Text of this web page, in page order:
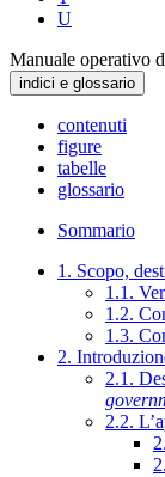
U
Manuale operativo
indici e glossario
contenuti
figure
tabelle
glossario
Sommario
1. Scopo,
1.1.
1.2.
1.3.
2.
2.1.
2.2.